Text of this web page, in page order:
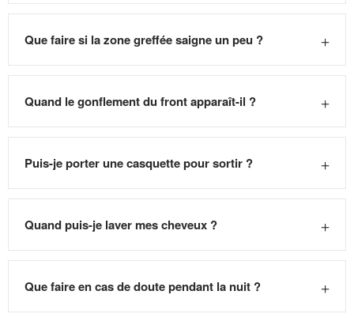
Que faire si la zone greffée saigne un peu ? +
Quand le gonflement du front apparaît-il ? +
Puis-je porter une casquette pour sortir ? +
Quand puis-je laver mes cheveux ? +
Que faire en cas de doute pendant la nuit ? +